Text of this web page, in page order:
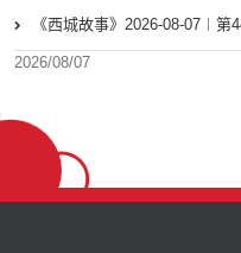
《西城故事》2026-08-07︱
2026/08/07